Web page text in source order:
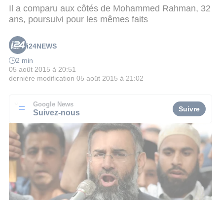
Il a comparu aux côtés de Mohammed Rahman, 32
ans, poursuivi pour les mêmes faits
i24NEWS
2 min
05 août 2015 à 20:51
dernière modification 05 août 2015 à 21:02
Google News
Suivez-nous Suivre